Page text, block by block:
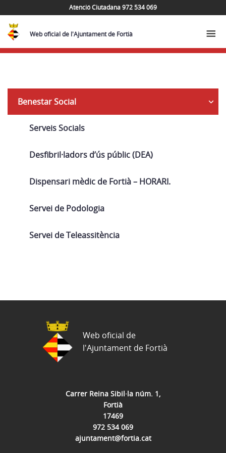
Atenció Ciutadana 972 534 069
Web oficial de l'Ajuntament de Fortià
Navega
Benestar Social
Serveis Socials
Desfibril·ladors d’ús públic (DEA)
Dispensari mèdic de Fortià – HORARI.
Servei de Podologia
Servei de Teleassitència
Carrer Reina Sibil·la núm. 1,
Fortià
17469
972 534 069
ajuntament@fortia.cat
Web oficial de
l'Ajuntament de Fortià